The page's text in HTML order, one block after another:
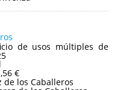
de usos múltiples de
€
de los Caballeros